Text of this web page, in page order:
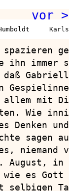
vor >
immer
mit
Wie
Denken
sagen
niemand
August,
es